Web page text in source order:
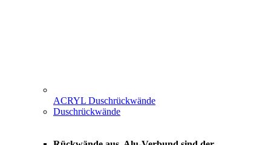
ACRYL Duschrückwände
Duschrückwände